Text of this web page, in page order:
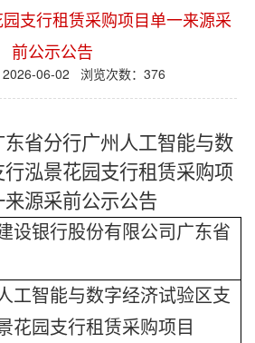
支行租赁采购项目单一来源采
前公示公告
06-02 浏览次数： 376
省分行广州人工智能与数
泓景花园支行租赁采购项
来源采前公示公告
设银行股份有限公司广东省
工智能与数字经济试验区支
花园支行租赁采购项目